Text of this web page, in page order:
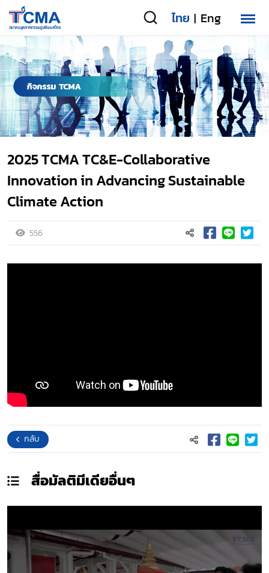
ไทย | Eng
2025 TCMA TC&E-Collaborative
Innovation in Advancing Sustainable
Climate Action
556
กลับ
สื่อมัลติมีเดียอื่นๆ